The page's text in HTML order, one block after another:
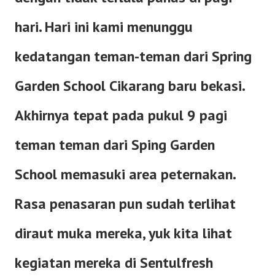
hari. Hari ini kami menunggu
kedatangan teman-teman dari Spring
Garden School Cikarang baru bekasi.
Akhirnya tepat pada pukul 9 pagi
teman teman dari Sping Garden
School memasuki area peternakan.
Rasa penasaran pun sudah terlihat
diraut muka mereka, yuk kita lihat
kegiatan mereka di Sentulfresh